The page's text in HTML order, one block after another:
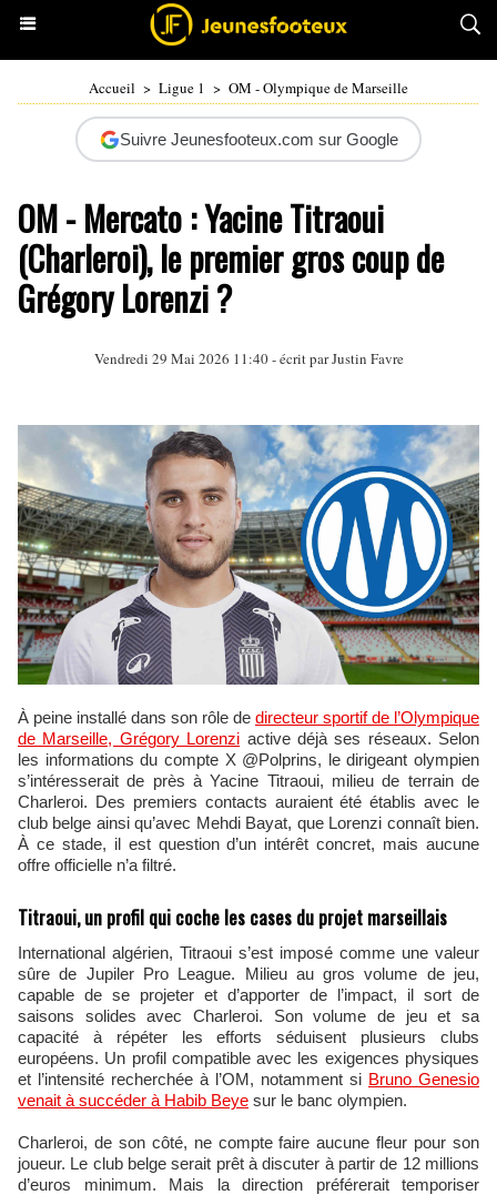
Accueil > Ligue 1 > OM - Olympique de Marseille
Suivre Jeunesfooteux.com sur Google
OM - Mercato : Yacine Titraoui
(Charleroi), le premier gros coup de
Grégory Lorenzi ?
Vendredi 29 Mai 2026 11:40 - écrit parJustin Favre
À peine installé dans son rôle de directeur sportif de l’Olympique
de Marseille, Grégory Lorenzi active déjà ses réseaux. Selon
les informations du compte X @Polprins, le dirigeant olympien
s’intéresserait de près à Yacine Titraoui, milieu de terrain de
Charleroi. Des premiers contacts auraient été établis avec le
club belge ainsi qu’avec Mehdi Bayat, que Lorenzi connaît bien.
À ce stade, il est question d’un intérêt concret, mais aucune
offre officielle n’a filtré.
Titraoui, un profil qui coche les cases du projet marseillais
International algérien, Titraoui s’est imposé comme une valeur
sûre de Jupiler Pro League. Milieu au gros volume de jeu,
capable de se projeter et d’apporter de l’impact, il sort de
saisons solides avec Charleroi. Son volume de jeu et sa
capacité à répéter les efforts séduisent plusieurs clubs
européens. Un profil compatible avec les exigences physiques
et l’intensité recherchée à l’OM, notamment si Bruno Genesio
venait à succéder à Habib Beye sur le banc olympien.
Charleroi, de son côté, ne compte faire aucune fleur pour son
joueur. Le club belge serait prêt à discuter à partir de 12 millions
d’euros minimum. Mais la direction préférerait temporiser